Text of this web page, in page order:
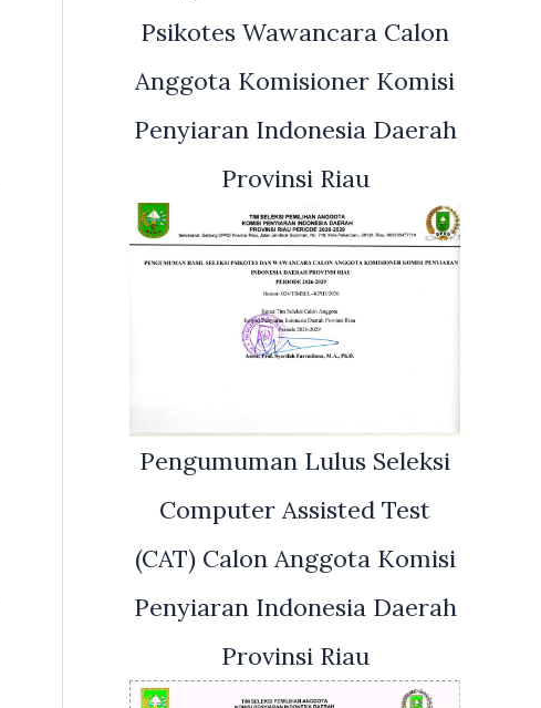
Psikotes Wawancara Calon
Anggota Komisioner Komisi
Penyiaran Indonesia Daerah
Provinsi Riau
Pengumuman Lulus Seleksi
Computer Assisted Test
(CAT) Calon Anggota Komisi
Penyiaran Indonesia Daerah
Provinsi Riau